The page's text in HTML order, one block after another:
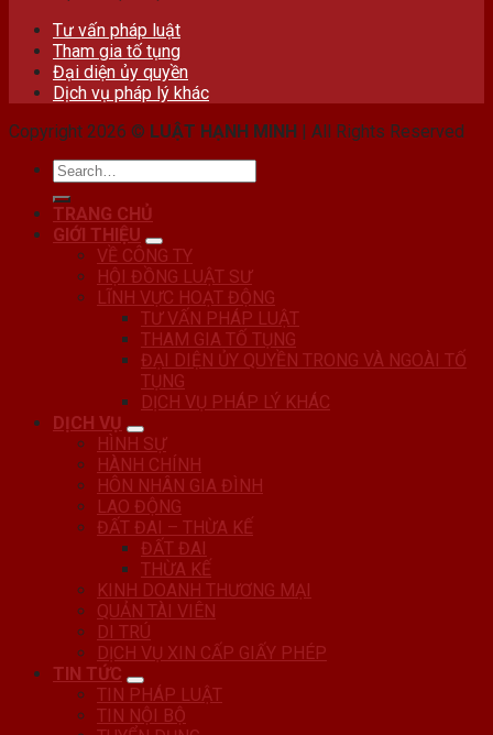
Tư vấn pháp luật
Tham gia tố tụng
Đại diện ủy quyền
Dịch vụ pháp lý khác
Copyright 2026 © LUẬT HẠNH MINH | All Rights Reserved
TRANG CHỦ
GIỚI THIỆU
VỀ CÔNG TY
HỘI ĐỒNG LUẬT SƯ
LĨNH VỰC HOẠT ĐỘNG
TƯ VẤN PHÁP LUẬT
THAM GIA TỐ TỤNG
ĐẠI DIỆN ỦY QUYỀN TRONG VÀ NGOÀI TỐ
TỤNG
DỊCH VỤ PHÁP LÝ KHÁC
DỊCH VỤ
HÌNH SỰ
HÀNH CHÍNH
HÔN NHÂN GIA ĐÌNH
LAO ĐỘNG
ĐẤT ĐAI – THỪA KẾ
ĐẤT ĐAI
THỪA KẾ
KINH DOANH THƯƠNG MẠI
QUẢN TÀI VIÊN
DI TRÚ
DỊCH VỤ XIN CẤP GIẤY PHÉP
TIN TỨC
TIN PHÁP LUẬT
TIN NỘI BỘ